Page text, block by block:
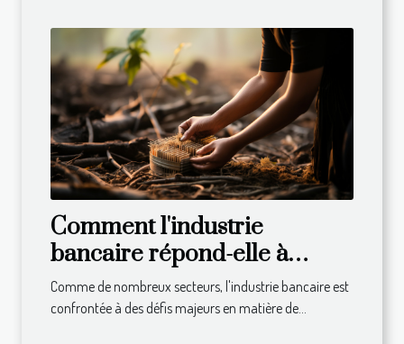
Comment l'industrie
bancaire répond-elle à
l'appel du développement
durable ?
Comme de nombreux secteurs, l'industrie bancaire est
confrontée à des défis majeurs en matière de...